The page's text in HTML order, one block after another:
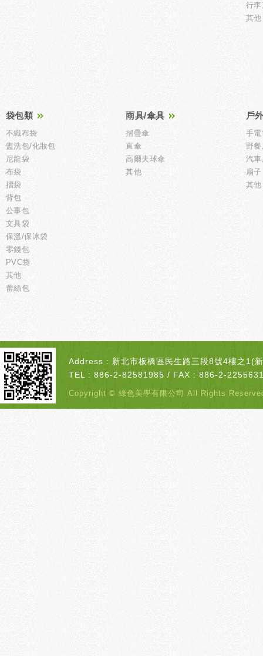
行
其他
袋包類
不織布袋
盥洗包/化妝包
尼龍袋
布袋
摺袋
背包
公事包
文具袋
保溫/保冰袋
零錢包
PVC袋
其他
蕾絲包
雨具/傘具
摺疊傘
直傘
高爾夫球傘
其他
戶
手
野
汽
扇子
其他
Address : 新北市板橋區民生路三段8號4樓之1(
TEL : 886-2-82581985 / FAX : 886-2-
Copyright © 綠色美學有限公司 All Rights